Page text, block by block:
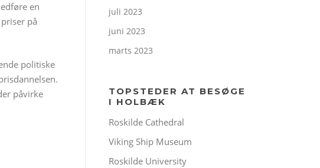
en
på
politiske
påvirke
juli 2023
juni 2023
marts 2023
TOPSTEDER AT BESØGE
I HOLBÆK
Roskilde Cathedral
Viking Ship Museum
Roskilde University